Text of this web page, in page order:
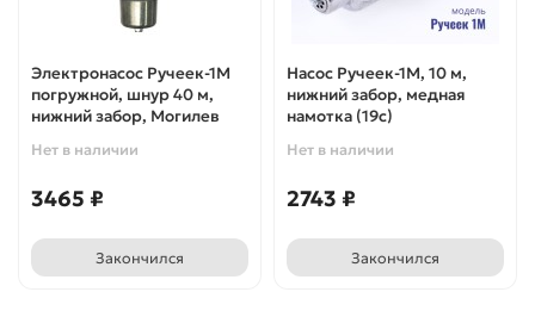
Электронасос Ручеек-1М
погружной, шнур 40 м,
нижний забор, Могилев
Нет в наличии
3465 ₽
Закончился
Насос Ручеек-1М, 10 м,
нижний забор, медная
намотка (19с)
Нет в наличии
2743 ₽
Закончился